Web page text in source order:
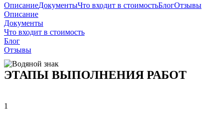
ОписаниеДокументыЧто входит в стоимостьБлогОтзывы
Описание
Документы
Что входит в стоимость
Блог
Отзывы
ЭТАПЫ ВЫПОЛНЕНИЯ РАБОТ
1